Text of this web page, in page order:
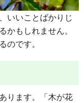
いいことばかりじ
かもしれません。
です。
ります。「木が花